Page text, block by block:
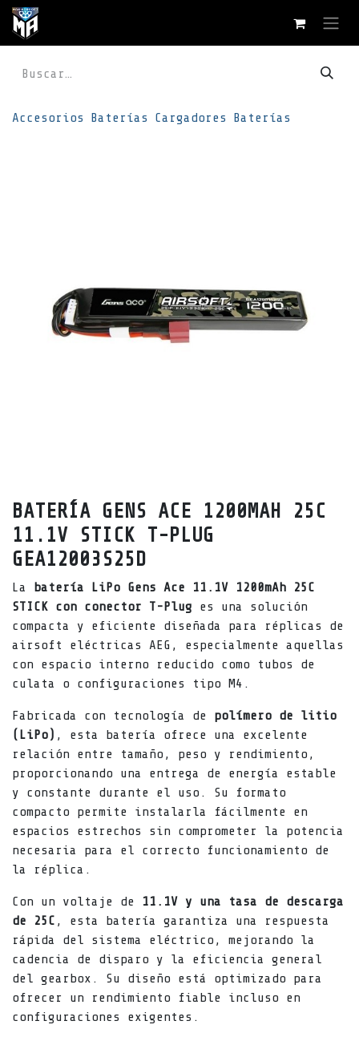
Ir al contenido
Accesorios Baterías Cargadores Baterías
BATERÍA GENS ACE 1200MAH 25C
11.1V STICK T-PLUG
GEA12003S25D
La
batería LiPo Gens Ace 11.1V 1200mAh 25C
STICK con conector T-Plug es una solución
compacta y eficiente diseñada para réplicas de
airsoft eléctricas AEG, especialmente aquellas
con espacio interno reducido como tubos de
culata o configuraciones tipo M4.
Fabricada con tecnología de polímero de litio
(LiPo) , esta batería ofrece una excelente
relación entre tamaño, peso y rendimiento,
proporcionando una entrega de energía estable
y constante durante el uso. Su formato
compacto permite instalarla fácilmente en
espacios estrechos sin comprometer la potencia
necesaria para el correcto funcionamiento de
la réplica.
Con un voltaje de
11.1V y una tasa de descarga
de 25C , esta batería garantiza una respuesta
rápida del sistema eléctrico, mejorando la
cadencia de disparo y la eficiencia general
del gearbox. Su diseño está optimizado para
ofrecer un rendimiento fiable incluso en
configuraciones exigentes.